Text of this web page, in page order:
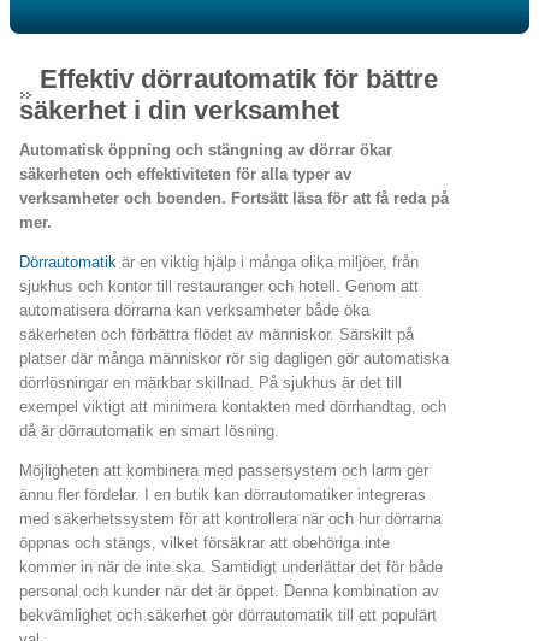
Effektiv dörrautomatik för bättre
säkerhet i din verksamhet
Automatisk öppning och stängning av dörrar ökar
säkerheten och effektiviteten för alla typer av
verksamheter och boenden. Fortsätt läsa för att få reda på
mer.
Dörrautomatik är en viktig hjälp i många olika miljöer, från
sjukhus och kontor till restauranger och hotell. Genom att
automatisera dörrarna kan verksamheter både öka
säkerheten och förbättra flödet av människor. Särskilt på
platser där många människor rör sig dagligen gör automatiska
dörrlösningar en märkbar skillnad. På sjukhus är det till
exempel viktigt att minimera kontakten med dörrhandtag, och
då är dörrautomatik en smart lösning.
Möjligheten att kombinera med passersystem och larm ger
ännu fler fördelar. I en butik kan dörrautomatiker integreras
med säkerhetssystem för att kontrollera när och hur dörrarna
öppnas och stängs, vilket försäkrar att obehöriga inte
kommer in när de inte ska. Samtidigt underlättar det för både
personal och kunder när det är öppet. Denna kombination av
bekvämlighet och säkerhet gör dörrautomatik till ett populärt